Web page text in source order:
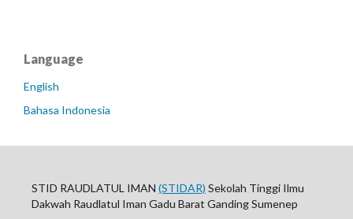
Language
English
Bahasa Indonesia
STID RAUDLATUL IMAN (STIDAR) Sekolah Tinggi Ilmu
Dakwah Raudlatul Iman Gadu Barat Ganding Sumenep